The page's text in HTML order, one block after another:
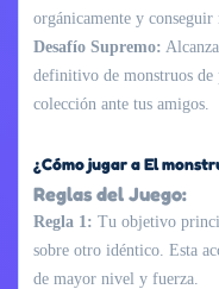
orgánicamente y conseguir
Desafío Supremo:
definitivo de monstruos
colección ante tus amigos.
¿Cómo jugar a El
Reglas del Juego:
Regla 1: Tu objetivo
sobre otro idéntico. Esta
de mayor nivel y fuerza.